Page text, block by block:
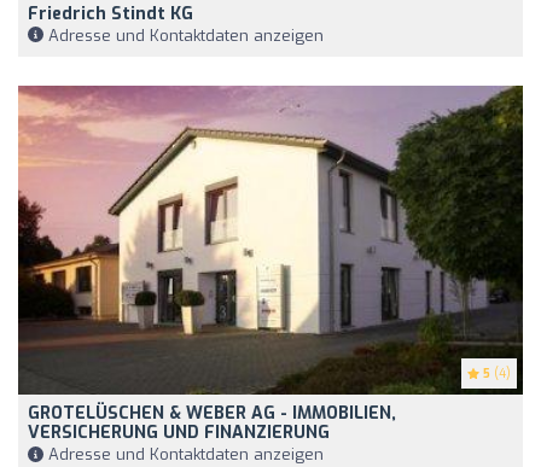
Friedrich Stindt KG
Adresse und Kontaktdaten anzeigen
5 (4)
GROTELÜSCHEN & WEBER AG - IMMOBILIEN,
VERSICHERUNG UND FINANZIERUNG
Adresse und Kontaktdaten anzeigen